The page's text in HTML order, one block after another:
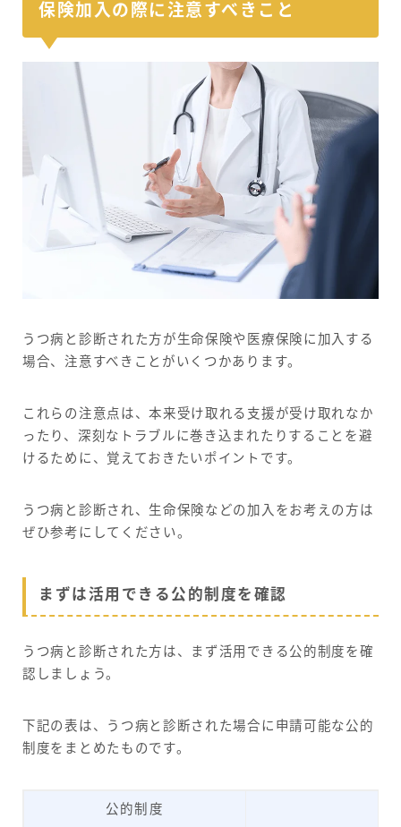
保険加入の際に注意すべきこと
うつ病と診断された方が生命保険や医療保険に加入する
場合、注意すべきことがいくつかあります。
これらの注意点は、本来受け取れる支援が受け取れなか
ったり、深刻なトラブルに巻き込まれたりすることを避
けるために、覚えておきたいポイントです。
うつ病と診断され、生命保険などの加入をお考えの方は
ぜひ参考にしてください。
まずは活用できる公的制度を確認
うつ病と診断された方は、まず活用できる公的制度を確
認しましょう。
下記の表は、うつ病と診断された場合に申請可能な公的
制度をまとめたものです。
公的制度